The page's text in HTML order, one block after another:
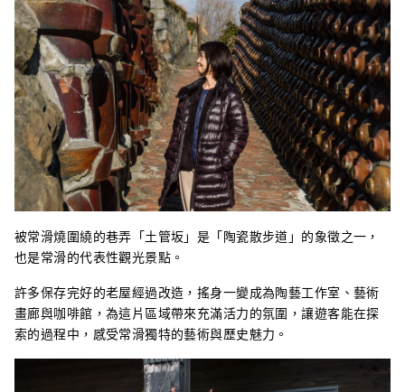
被常滑燒圍繞的巷弄「土管坂」是「陶瓷散步道」的象徵之一，
也是常滑的代表性觀光景點。
許多保存完好的老屋經過改造，搖身一變成為陶藝工作室、藝術
畫廊與咖啡館，為這片區域帶來充滿活力的氛圍，讓遊客能在探
索的過程中，感受常滑獨特的藝術與歷史魅力。